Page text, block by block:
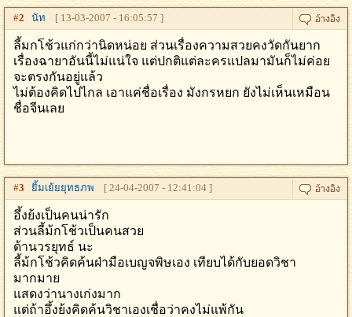
#2 นัท [ 13-03-2007 - 16:05:57 ]
ลี้มกโช้วแก่กว่านิดหน่อย ส่วนเรื่องความสวยคงวัดกันยาก
เรื่องฉายาอันนี้ไม่แน่ใจ แต่ปกติแต่ละครแปลมามันก็ไม่ค่อย
จะตรงกันอยู่แล้ว
ไม่ต้องคิดไปไกล เอาแค่ชื่อเรื่อง มังกรหยก ยังไม่เห็นเหมือน
ชื่อจีนเลย
#3 ยิ้มเย้ยยุทธภพ [ 24-04-2007 - 12:41:04 ]
อึ้งย้งเป็นคนน่ารัก
ส่วนลี้ม้กโช้วเป็นคนสวย
ด้านวรยุทธ์ นะ
ลี้ม้กโช้วคิดค้นฝ่ามือเบญจพิษเอง เทียบได้กับยอดวิชา
มากมาย
แสดงว่านางเก่งมาก
แต่ถ้าอึ้งย้งคิดค้นวิชาเองเชื่อว่าคงไม่แพ้กัน